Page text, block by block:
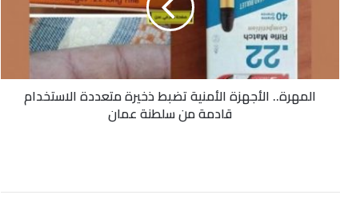
من
سلطنةالمهرة.. الأجهزة الأمنية تضبط ذخيرة متعددة الاستخدام
قادمة من سلطنة عمان